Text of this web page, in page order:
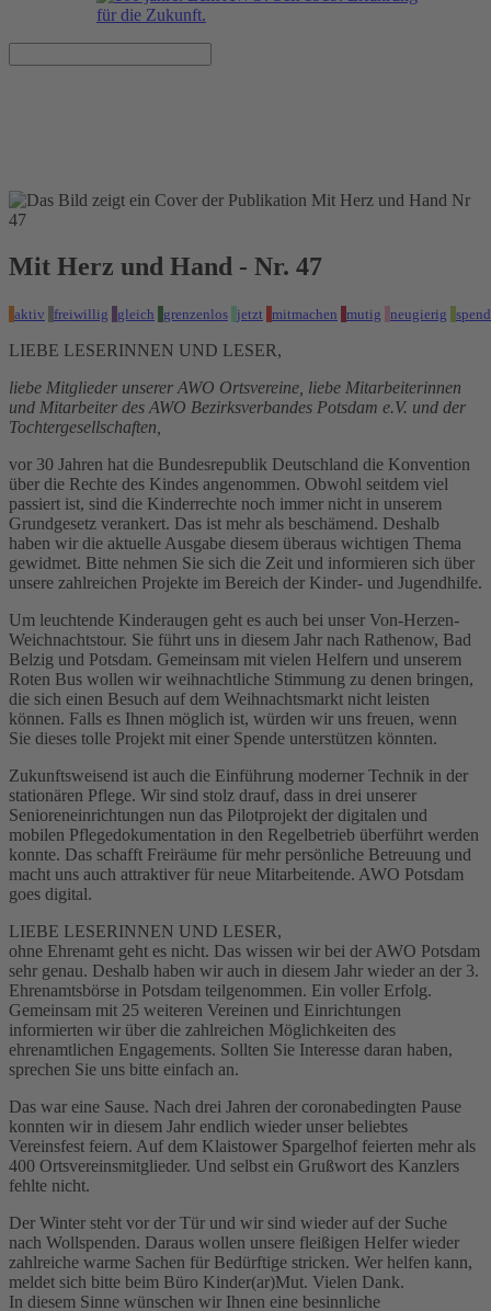
Mit Herz und Hand - Nr. 47
aktiv freiwillig gleich grenzenlos jetzt mitmachen mutig neugierig
LIEBE LESERINNEN UND LESER,
liebe Mitglieder unserer AWO Ortsvereine, liebe Mitarbeiterinnen
und Mitarbeiter des AWO Bezirksverbandes Potsdam e.V. und der
Tochtergesellschaften,
vor 30 Jahren hat die Bundesrepublik Deutschland die Konvention
über die Rechte des Kindes angenommen. Obwohl seitdem viel
passiert ist, sind die Kinderrechte noch immer nicht in unserem
Grundgesetz verankert. Das ist mehr als beschämend. Deshalb
haben wir die aktuelle Ausgabe diesem überaus wichtigen Thema
gewidmet. Bitte nehmen Sie sich die Zeit und informieren sich über
unsere zahlreichen Projekte im Bereich der Kinder- und Jugendhilfe.
Um leuchtende Kinderaugen geht es auch bei unser Von-Herzen-
Weichnachtstour. Sie führt uns in diesem Jahr nach Rathenow, Bad
Belzig und Potsdam. Gemeinsam mit vielen Helfern und unserem
Roten Bus wollen wir weihnachtliche Stimmung zu denen bringen,
die sich einen Besuch auf dem Weihnachtsmarkt nicht leisten
können. Falls es Ihnen möglich ist, würden wir uns freuen, wenn
Sie dieses tolle Projekt mit einer Spende unterstützen könnten.
Zukunftsweisend ist auch die Einführung moderner Technik in der
stationären Pflege. Wir sind stolz drauf, dass in drei unserer
Senioreneinrichtungen nun das Pilotprojekt der digitalen und
mobilen Pflegedokumentation in den Regelbetrieb überführt werden
konnte. Das schafft Freiräume für mehr persönliche Betreuung und
macht uns auch attraktiver für neue Mitarbeitende. AWO Potsdam
goes digital.
LIEBE LESERINNEN UND LESER,
ohne Ehrenamt geht es nicht. Das wissen wir bei der AWO Potsdam
sehr genau. Deshalb haben wir auch in diesem Jahr wieder an der 3.
Ehrenamtsbörse in Potsdam teilgenommen. Ein voller Erfolg.
Gemeinsam mit 25 weiteren Vereinen und Einrichtungen
informierten wir über die zahlreichen Möglichkeiten des
ehrenamtlichen Engagements. Sollten Sie Interesse daran haben,
sprechen Sie uns bitte einfach an.
Das war eine Sause. Nach drei Jahren der coronabedingten Pause
konnten wir in diesem Jahr endlich wieder unser beliebtes
Vereinsfest feiern. Auf dem Klaistower Spargelhof feierten mehr als
400 Ortsvereinsmitglieder. Und selbst ein Grußwort des Kanzlers
fehlte nicht.
Der Winter steht vor der Tür und wir sind wieder auf der Suche
nach Wollspenden. Daraus wollen unsere fleißigen Helfer wieder
zahlreiche warme Sachen für Bedürftige stricken. Wer helfen kann,
meldet sich bitte beim Büro Kinder(ar)Mut. Vielen Dank.
In diesem Sinne wünschen wir Ihnen eine besinnliche